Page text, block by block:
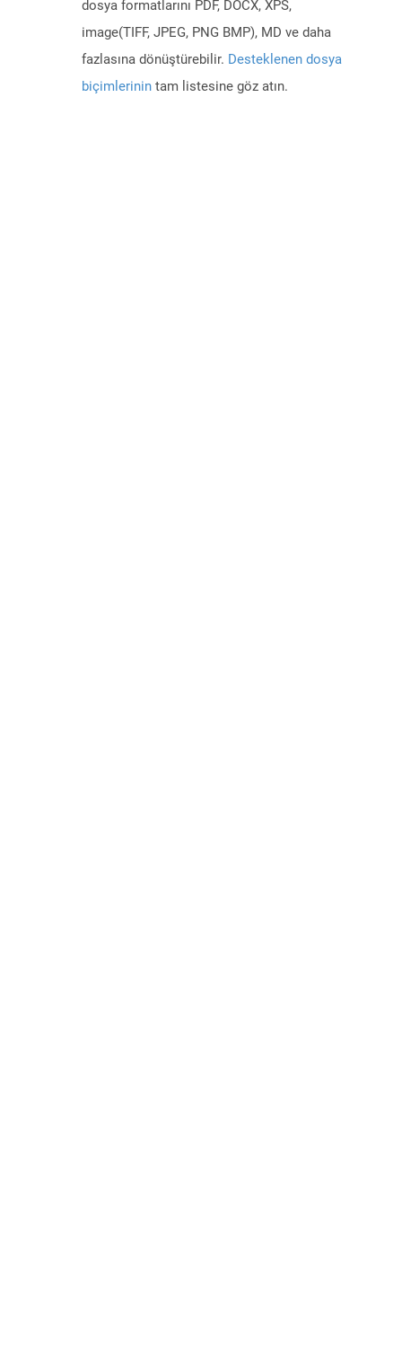
dosya formatlarını PDF, DOCX, XPS,
image(TIFF, JPEG, PNG BMP), MD ve daha
fazlasına dönüştürebilir. Desteklenen dosya
biçimlerinin tam listesine göz atın.